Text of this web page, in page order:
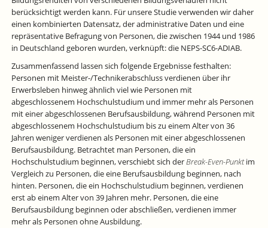
berücksichtigt werden kann. Für unsere Studie verwenden wir daher
einen kombinierten Datensatz, der administrative Daten und eine
repräsentative Befragung von Personen, die zwischen 1944 und 1986
in Deutschland geboren wurden, verknüpft: die NEPS-SC6-ADIAB.
Zusammenfassend lassen sich folgende Ergebnisse festhalten:
Personen mit Meister-/Technikerabschluss verdienen über ihr
Erwerbsleben hinweg ähnlich viel wie Personen mit
abgeschlossenem Hochschulstudium und immer mehr als Personen
mit einer abgeschlossenen Berufsausbildung, während Personen mit
abgeschlossenem Hochschulstudium bis zu einem Alter von 36
Jahren weniger verdienen als Personen mit einer abgeschlossenen
Berufsausbildung. Betrachtet man Personen, die ein
Hochschulstudium beginnen, verschiebt sich derBreak-Even-Punktim
Vergleich zu Personen, die eine Berufsausbildung beginnen, nach
hinten. Personen, die ein Hochschulstudium beginnen, verdienen
erst ab einem Alter von 39 Jahren mehr. Personen, die eine
Berufsausbildung beginnen oder abschließen, verdienen immer
mehr als Personen ohne Ausbildung.